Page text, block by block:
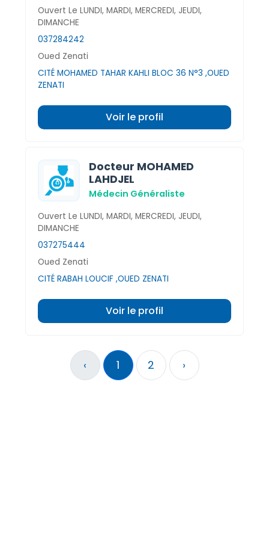
Ouvert Le LUNDI, MARDI, MERCREDI, JEUDI,
DIMANCHE
037284242
Oued Zenati
CITÉ MOHAMED TAHAR KAHLI BLOC 36 N°3 ,OUED
ZENATI
Voir le profil
Docteur MOHAMED
LAHDJEL
Médecin Généraliste
Ouvert Le LUNDI, MARDI, MERCREDI, JEUDI,
DIMANCHE
037275444
Oued Zenati
CITÉ RABAH LOUCIF ,OUED ZENATI
Voir le profil
‹ 1 2 ›